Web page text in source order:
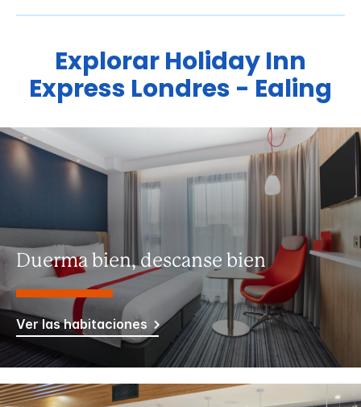
ExplorarHoliday Inn
Express Londres - Ealing
Duerma bien, descanse bien
Ver las habitaciones